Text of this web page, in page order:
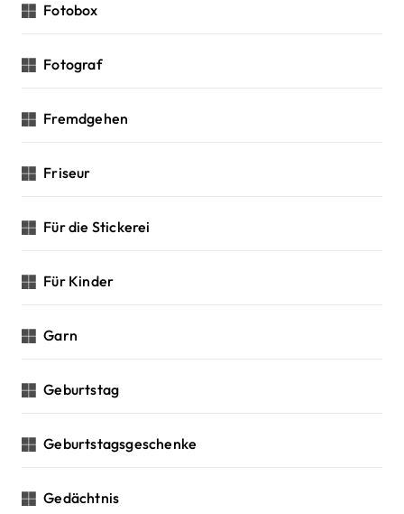
Fotobox
Fotograf
Fremdgehen
Friseur
Für die Stickerei
Für Kinder
Garn
Geburtstag
Geburtstagsgeschenke
Gedächtnis